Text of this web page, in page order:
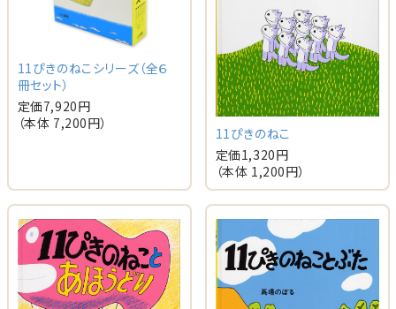
11ぴきのねこシリーズ（全６
冊セット）
定価7,920円
（本体 7,200円）
11ぴきのねこ
定価1,320円
（本体 1,200円）